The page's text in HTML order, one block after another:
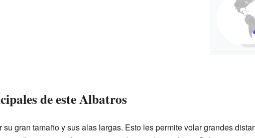
de este Albatros
gran tamaño y sus alas largas. Esto les permite volar grandes